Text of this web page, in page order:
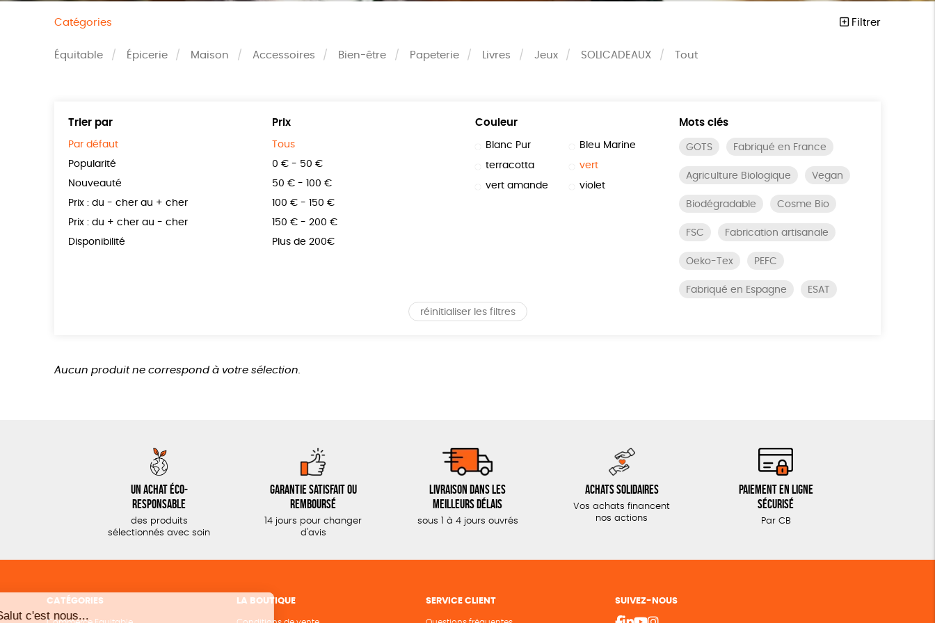
Catégories Filtrer
Équitable Épicerie Maison Accessoires Bien-être Papeterie Livres Jeux SOLICADEAUX Tout
Trier par
Par défaut
Popularité
Nouveauté
Prix : du - cher au + cher
Prix : du + cher au - cher
Disponibilité
Prix
Tous
0 € - 50 €
50 € - 100 €
100 € - 150 €
150 € - 200 €
Plus de 200€
Couleur
Blanc Pur Bleu Marine
terracotta vert
vert amande violet
Mots clés
GOTS Fabriqué en France
Agriculture Biologique Vegan
Biodégradable Cosme Bio
FSC Fabrication artisanale
Oeko-Tex PEFC
Fabriqué en Espagne ESAT
réinitialiser les filtres
Aucun produit ne correspond à votre sélection.
Un achat éco-
responsable
des produits
sélectionnés avec soin
Garantie satisfait ou
remboursé
14 jours pour changer
d'avis
Livraison dans les
meilleurs délais
sous 1 à 4 jours ouvrés
Achats solidaires
Vos achats financent
nos actions
Paiement en ligne
sécurisé
Par CB
CATÉGORIES LA BOUTIQUE SERVICE CLIENT SUIVEZ-NOUS